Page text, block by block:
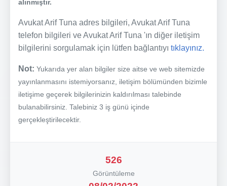
alınmıştır.
Avukat Arif Tuna adres bilgileri, Avukat Arif Tuna
telefon bilgileri ve Avukat Arif Tuna 'ın diğer iletişim
bilgilerini sorgulamak için lütfen bağlantıyı tıklayınız.
Not: Yukarıda yer alan bilgiler size aitse ve web sitemizde
yayınlanmasını istemiyorsanız, iletişim bölümünden bizimle
iletişime geçerek bilgilerinizin kaldırılması talebinde
bulanabilirsiniz. Talebiniz 3 iş günü içinde
gerçekleştirilecektir.
526
Görüntüleme